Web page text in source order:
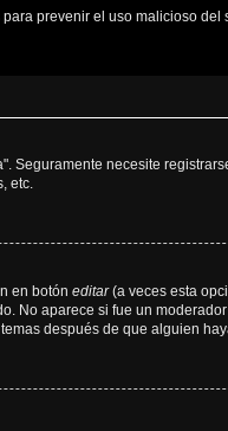
prevenir el uso malicioso
Seguramente necesite
etc.
en botón editar(a veces esta
No aparece si fue un
después de que alguien